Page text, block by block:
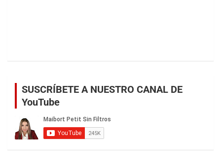
SUSCRÍBETE A NUESTRO CANAL DE
YouTube